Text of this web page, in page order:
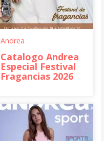
Andrea
Catalogo Andrea
Especial Festival
Fragancias 2026